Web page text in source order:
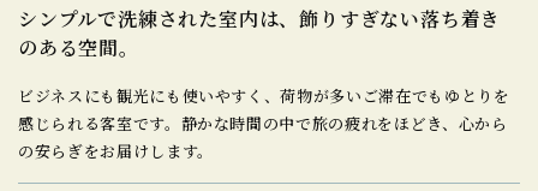
シンプルで洗練された室内は、飾りすぎない落ち着き
のある空間。
ビジネスにも観光にも使いやすく、荷物が多いご滞在でもゆとりを
感じられる客室です。 静かな時間の中で旅の疲れをほどき、心から
の安らぎをお届けします。